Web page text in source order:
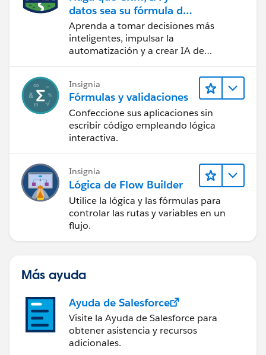
datos sea su fórmula de
confianza
Aprenda a tomar decisiones más
inteligentes, impulsar la
automatización y a crear IA de
Salesforce.
Insignia
Fórmulas y validaciones
Confeccione sus aplicaciones sin
escribir código empleando lógica
interactiva.
Insignia
Lógica de Flow Builder
Utilice la lógica y las fórmulas para
controlar las rutas y variables en un
flujo.
Más ayuda
Ayuda de Salesforce
Visite la Ayuda de Salesforce para
obtener asistencia y recursos
adicionales.